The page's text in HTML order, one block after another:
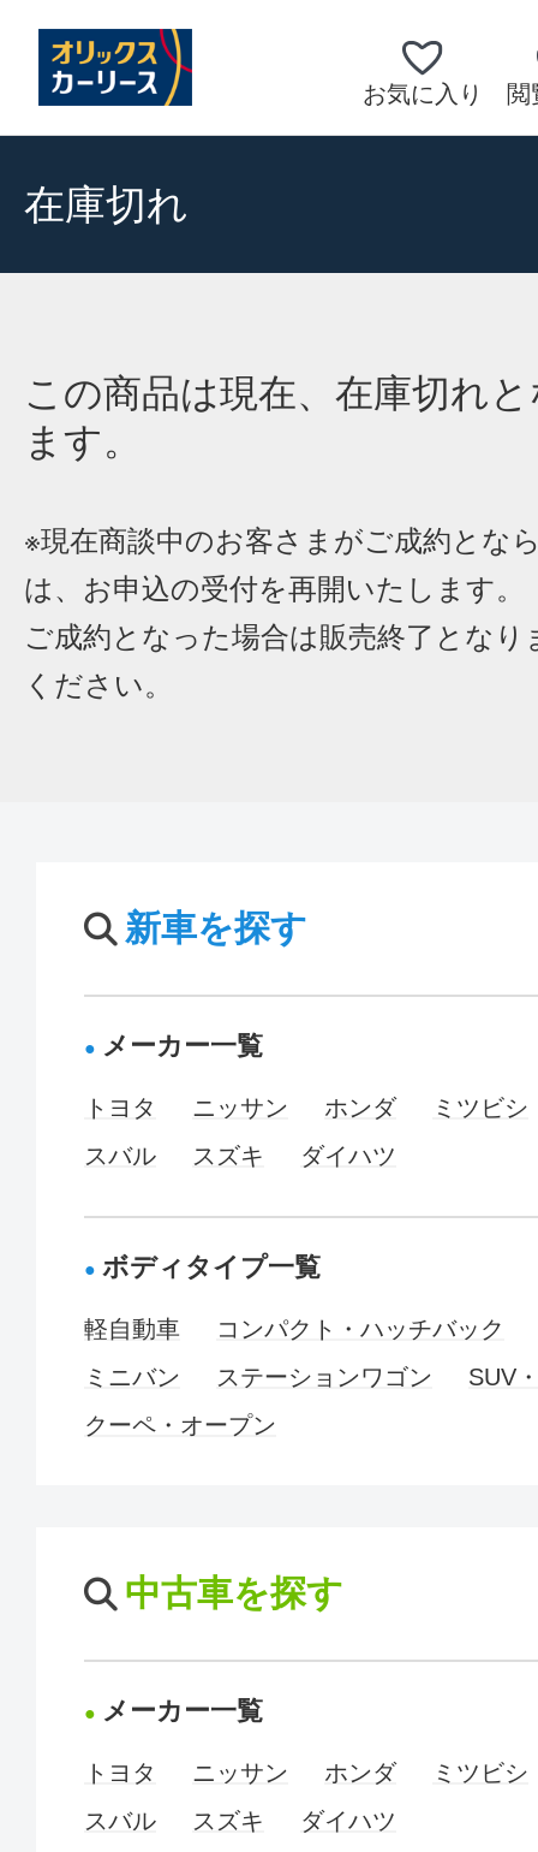
お気に入り 閲
在庫切れ
この商品は現在、在庫切れ
ます。
※現在商談中のお客さまがご成約とな
は、お申込の受付を再開いたします。
ご成約となった場合は販売終了となり
ください。
新車を探す
メーカー一覧
トヨタ ニッサン ホンダ
ミツビシ
スバル
スズキ ダイハツ
ボディタイプ一覧
軽自動車
コンパクト・ハッチバック
ミニバン
ステーションワゴン
SUV
クーペ・オープン
中古車を探す
メーカー一覧
トヨタ ニッサン ホンダ
ミツビシ
スバル
スズキ ダイハツ